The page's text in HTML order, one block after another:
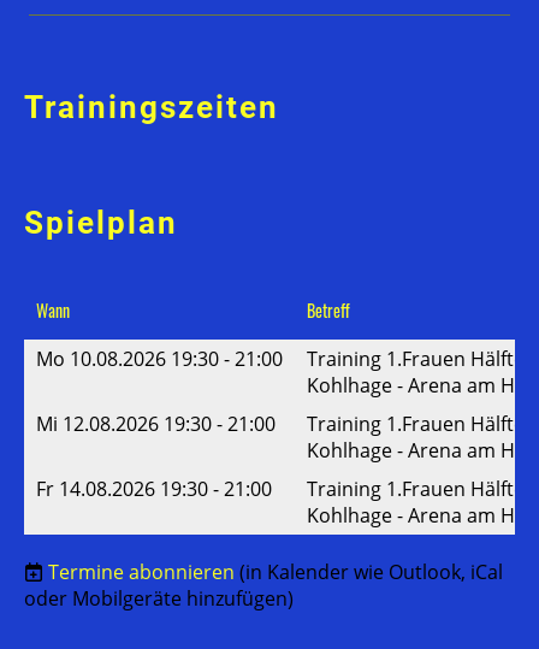
Trainingszeiten
Spielplan
Wann Betreff
Mo 10.08.2026 19:30 - 21:00
Training 1.Frauen Hälfte 1
Kohlhage - Arena am
Mi 12.08.2026 19:30 - 21:00
Training 1.Frauen Hälfte 1
Kohlhage - Arena am
Fr 14.08.2026 19:30 - 21:00
Training 1.Frauen Hälfte 1
Kohlhage - Arena am
Termine abonnieren (in Kalender wie Outlook, iCal
oder Mobilgeräte hinzufügen)